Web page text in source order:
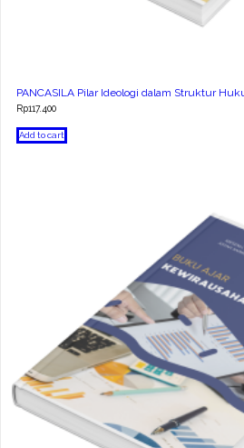
PANCASILA Pilar Ideologi dalam Struktur
Rp117.400
Add to cart